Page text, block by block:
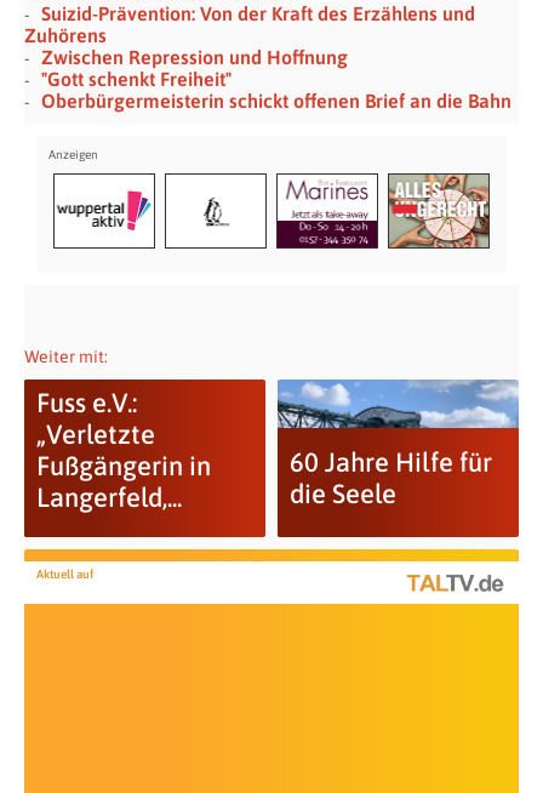
Suizid-Prävention: Von der Kraft des Erzählens und
Zuhörens
Zwischen Repression und Hoffnung
"Gott schenkt Freiheit"
Oberbürgermeisterin schickt offenen Brief an die Bahn
Weiter mit:
Fuss e.V.:
„Verletzte
Fußgängerin in
Langerfeld,...
60 Jahre Hilfe für
die Seele
Aktuell auf